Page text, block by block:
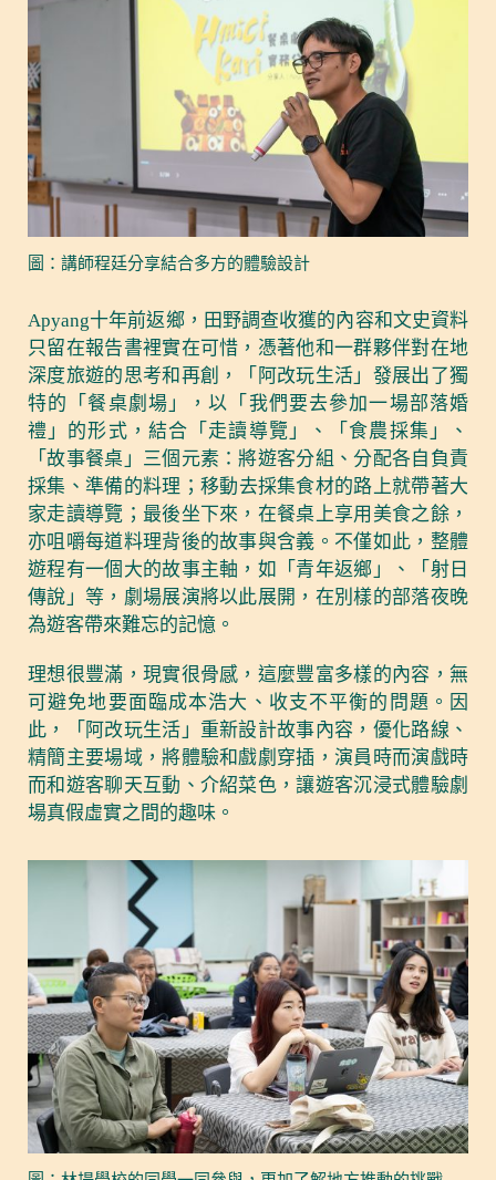
圖：講師程廷分享結合多方的體驗設計
Apyang十年前返鄉，田野調查收獲的內容和文史資料
只留在報告書裡實在可惜，憑著他和一群夥伴對在地
深度旅遊的思考和再創，「阿改玩生活」發展出了獨
特的「餐桌劇場」，以「我們要去參加一場部落婚
禮」的形式，結合「走讀導覽」、「食農採集」、
「故事餐桌」三個元素：將遊客分組、分配各自負責
採集、準備的料理；移動去採集食材的路上就帶著大
家走讀導覽；最後坐下來，在餐桌上享用美食之餘，
亦咀嚼每道料理背後的故事與含義。不僅如此，整體
遊程有一個大的故事主軸，如「青年返鄉」、「射日
傳說」等，劇場展演將以此展開，在別樣的部落夜晚
為遊客帶來難忘的記憶。
理想很豐滿，現實很骨感，這麼豐富多樣的內容，無
可避免地要面臨成本浩大、收支不平衡的問題。因
此，「阿改玩生活」重新設計故事內容，優化路線、
精簡主要場域，將體驗和戲劇穿插，演員時而演戲時
而和遊客聊天互動、介紹菜色，讓遊客沉浸式體驗劇
場真假虛實之間的趣味。